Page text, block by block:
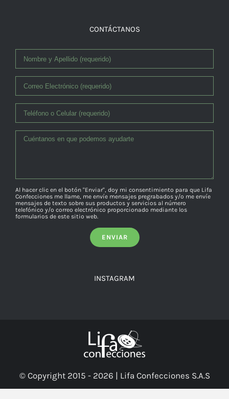
CONTÁCTANOS
Al hacer clic en el botón "Enviar", doy mi consentimiento para que Lifa
Confecciones me llame, me envíe mensajes pregrabados y/o me envíe
mensajes de texto sobre sus productos y servicios al número
telefónico y/o correo electrónico proporcionado mediante los
formularios de este sitio web.
INSTAGRAM
© Copyright 2015 - 2026 | Lifa Confecciones S.A.S